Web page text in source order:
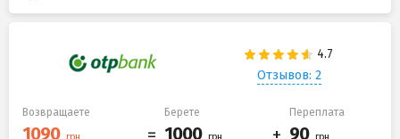
Отзывов: 2
Возвращаете Берете Переплата